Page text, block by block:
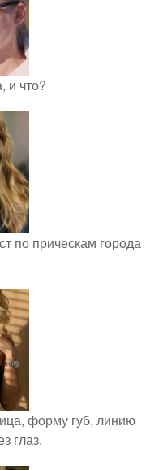
и что?
по прическам города
форму губ, линию
глаз.